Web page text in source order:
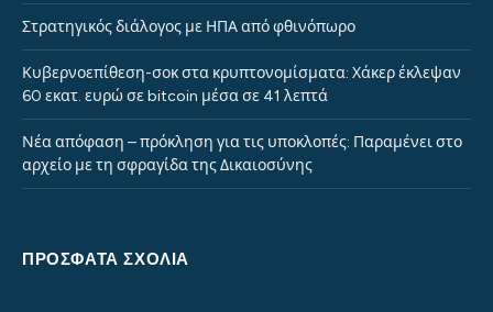
Στρατηγικός διάλογος με ΗΠΑ από φθινόπωρο
Κυβερνοεπίθεση-σοκ στα κρυπτονομίσματα: Χάκερ έκλεψαν
60 εκατ. ευρώ σε bitcoin μέσα σε 41 λεπτά
Νέα απόφαση – πρόκληση για τις υποκλοπές: Παραμένει στο
αρχείο με τη σφραγίδα της Δικαιοσύνης
ΠΡΌΣΦΑΤΑ ΣΧΌΛΙΑ